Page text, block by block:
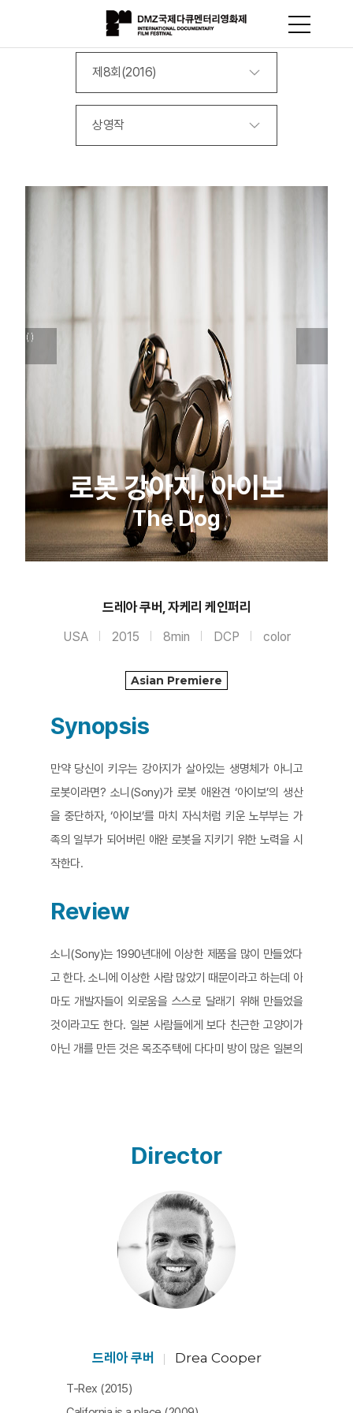
제8회(2016)
상영작
로봇 강아지, 아이보
The Dog
드레아 쿠버, 자케리 케인퍼리
USA 2015 8min DCP color
Asian Premiere
Synopsis
만약 당신이 키우는 강아지가 살아있는 생명체가 아니고
로봇이라면? 소니(Sony)가 로봇 애완견 ‘아이보’의 생산
을 중단하자, ‘아이보’를 마치 자식처럼 키운 노부부는 가
족의 일부가 되어버린 애완 로봇을 지키기 위한 노력을 시
작한다.
Review
소니(Sony)는 1990년대에 이상한 제품을 많이 만들었다
고 한다. 소니에 이상한 사람 많았기 때문이라고 하는데 아
마도 개발자들이 외로움을 스스로 달래기 위해 만들었을
것이라고도 한다. 일본 사람들에게 보다 친근한 고양이가
아닌 개를 만든 것은 목조주택에 다다미 방이 많은 일본의
부부는 대하게 된다. 특히 영화 속의 노부부는 생산과 서비
스가 중단되자 스스로 '아이보'의 생명을 연장하기 위한 일
들을 하게끔 한다. 이제 노부부에게 '아이보'는 살아있어야
하는 생명체가 된 것이다.
'살아있는 나무만이 흔들린다'는 말처럼 산 것은 부드럽고
죽은 것은 뻣뻣하다. 움직이지 않는 '아이보'는 죽은 것이
지만 움직이는 '아이보'는 살아 있는 것이라 여기게 된 것
이다. 로봇 강아지에 생명이 있다고 믿게 된, 특히 노부부
응'한 것일 게다. 여태껏 보아 왔던 것들의 경험(지식)은
Director
드레아 쿠버 Drea Cooper
T-Rex (2015)